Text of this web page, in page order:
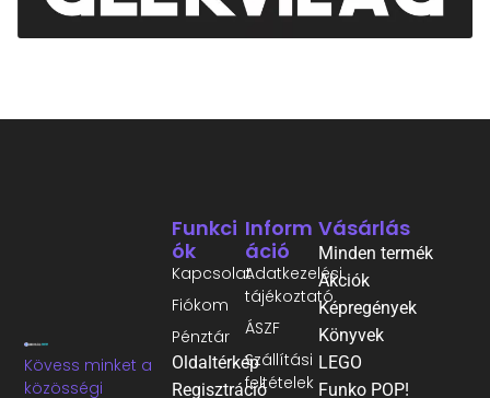
Kövess minket a
közösségi
Inform
Áció
Adatkezelési
tájékoztató
ÁSZF
Szállítási
feltételek
Funkci
Ók
Kapcsolat
Fiókom
Pénztár
Oldaltérkép
Regisztráció
Vásárlás
Minden termék
Akciók
Képregények
Könyvek
LEGO
Funko POP!